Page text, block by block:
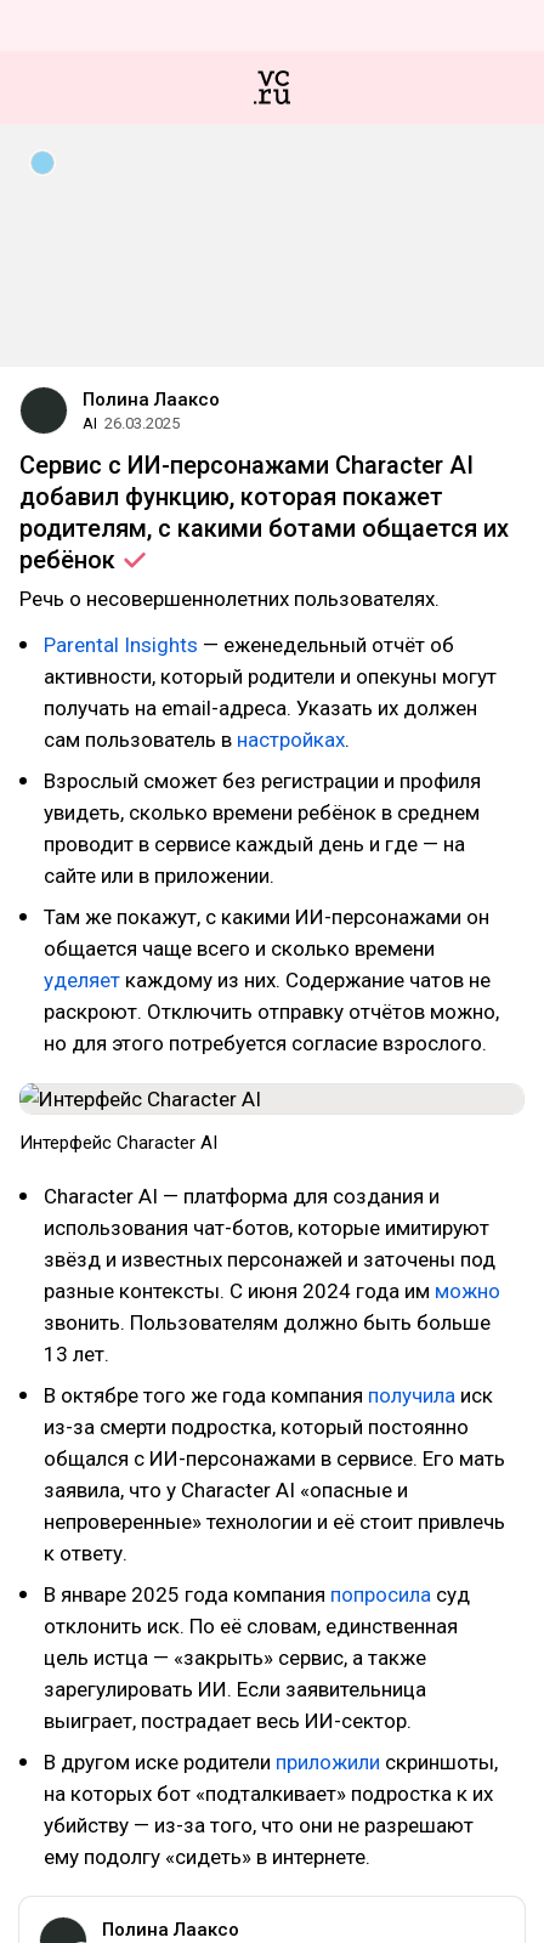
Полина Лааксо
AI 26.03.2025
Сервис с ИИ-персонажами Character AI
добавил функцию, которая покажет
родителям, с какими ботами общается их
ребёнок
Речь о несовершеннолетних пользователях.
Parental Insights — еженедельный отчёт об
активности, который родители и опекуны могут
получать на email-адреса. Указать их должен
сам пользователь в настройках.
Взрослый сможет без регистрации и профиля
увидеть, сколько времени ребёнок в среднем
проводит в сервисе каждый день и где — на
сайте или в приложении.
Там же покажут, с какими ИИ-персонажами он
общается чаще всего и сколько времени
уделяет каждому из них. Содержание чатов не
раскроют. Отключить отправку отчётов можно,
но для этого потребуется согласие взрослого.
Интерфейс Character AI
Character AI — платформа для создания и
использования чат-ботов, которые имитируют
звёзд и известных персонажей и заточены под
разные контексты. С июня 2024 года им можно
звонить. Пользователям должно быть больше
13 лет.
В октябре того же года компания получила иск
из-за смерти подростка, который постоянно
общался с ИИ-персонажами в сервисе. Его мать
заявила, что у Character AI «опасные и
непроверенные» технологии и её стоит привлечь
к ответу.
В январе 2025 года компания попросила суд
отклонить иск. По её словам, единственная
цель истца — «закрыть» сервис, а также
зарегулировать ИИ. Если заявительница
выиграет, пострадает весь ИИ-сектор.
В другом иске родители приложили скриншоты,
на которых бот «подталкивает» подростка к их
убийству — из-за того, что они не разрешают
ему подолгу «сидеть» в интернете.
Полина Лааксо